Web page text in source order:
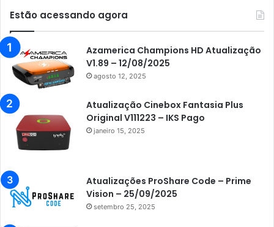
Estão acessando agora
Azamerica Champions HD Atualização
V1.89 – 12/08/2025
agosto 12, 2025
Atualização Cinebox Fantasia Plus
Original V111223 – IKS Pago
janeiro 15, 2025
Atualizações ProShare Code – Prime
Vision – 25/09/2025
setembro 25, 2025